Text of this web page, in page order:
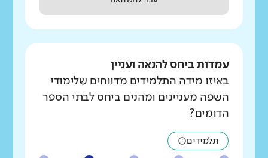
עמדות ביחס להנאה ועניין
באיזו מידה התלמידים מדווחים שלימודי
השפה מעניינים ומהנים ביחס לבתי הספר
הדומים?
תלמידים